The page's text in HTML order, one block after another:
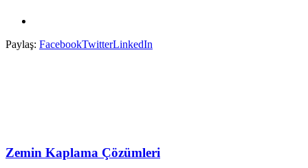
Paylaş: FacebookTwitterLinkedIn
Zemin Kaplama Çözümleri